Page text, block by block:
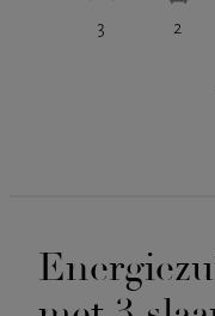
3 2